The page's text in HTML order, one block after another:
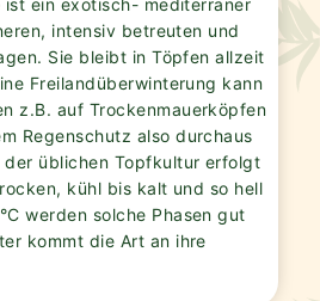
ein exotisch- mediterraner
intensiv betreuten und
Sie bleibt in Töpfen allzeit
Freilandüberwinterung kann
z.B. auf Trockenmauerköpfen
Regenschutz also durchaus
üblichen Topfkultur erfolgt
kühl bis kalt und so hell
werden solche Phasen gut
kommt die Art an ihre